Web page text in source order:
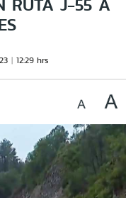
12:29 hrs